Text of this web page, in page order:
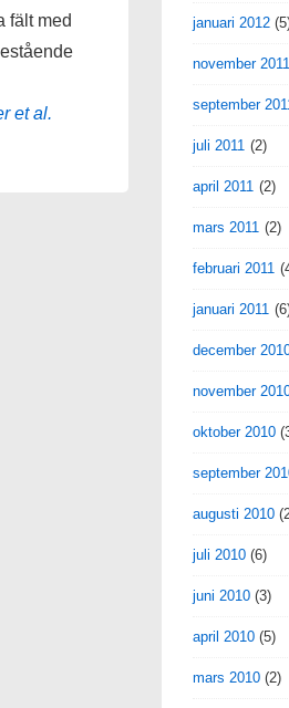
fält med
et al.
januari 2012
november 2011
september
juli 2011 (2)
april 2011 (2)
mars 2011 (2)
februari 2011
januari 2011
december
november
oktober 2010
september
augusti 2010
juli 2010 (6)
juni 2010 (3)
april 2010 (5)
mars 2010 (2)